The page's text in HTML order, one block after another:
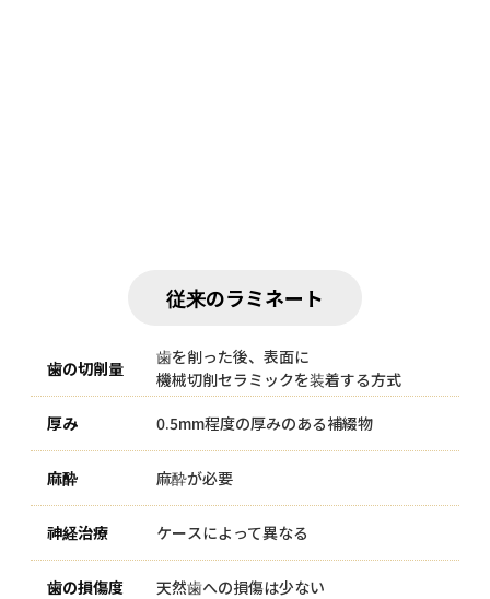
従来のラミネート
歯を削った後、表面に
機械切削セラミックを装着する方式
0.5mm程度の厚みのある補綴物
麻酔が必要
ケースによって異なる
天然歯への損傷は少ない